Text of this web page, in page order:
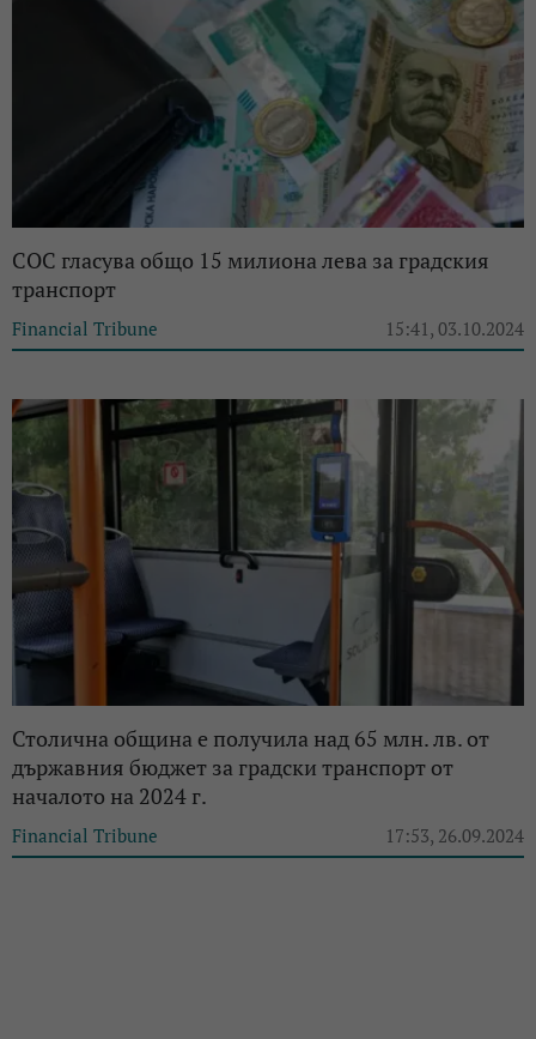
СОС гласува общо 15 милиона лева за градския
транспорт
Financial Tribune 15:41, 03.10.2024
Столична община е получила над 65 млн. лв. от
държавния бюджет за градски транспорт от
началото на 2024 г.
Financial Tribune 17:53, 26.09.2024